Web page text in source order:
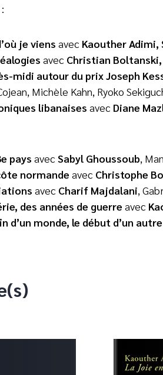
je viens avec Kaouther Adimi,
avec Christian Boltanski,
midi autour du prix Joseph
Michèle Kahn, Ryoko
libanaises avec Diane
pays avec Sabyl Ghoussoub,
normande avec Christophe
avec Charif Majdalani,
des années de guerre avec
d’un monde, le début d’un autre